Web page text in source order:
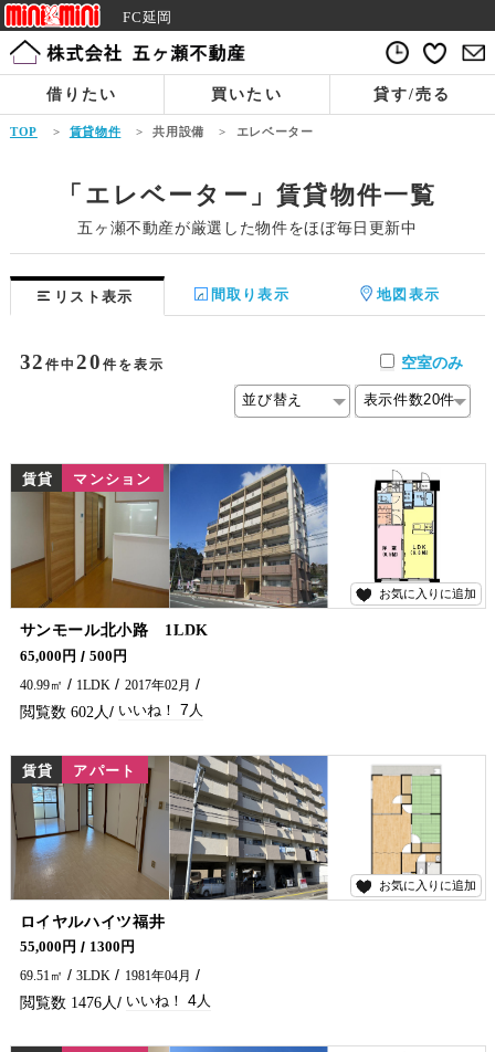
FC延岡
借りたい 買いたい 貸す/売る
TOP > 賃貸物件 > 共用設備 > エレベーター
「エレベーター」賃貸物件一覧
五ヶ瀬不動産が厳選した物件をほぼ毎日更新中
リスト表示 間取り表示 地図表示
32件中20件を表示 空室のみ
お気に入りに追加
賃貸
NEW マンション
サンモール北小路 1LDK
ハイグレード次世代型省エネマンションに空予定です♪ 共用部分・室内の設備も整ったおすすめ物件です！ 延岡市のアパート・マンションのことなら五ヶ瀬不動産へお問合せください🏠✨
65,000円
500円
40.99㎡
1LDK 2017年02月
602 7
お気に入りに追加
賃貸 アパート
ロイヤルハイツ福井
小型犬飼育可能、駅近くにあります(^^)/ 光インターネットも無料ですよ～～♪ 延岡市で賃貸物件・アパートをお探しなら、五ヶ瀬不動産へお問い合わせください！！
55,000円
1300円
69.51㎡
3LDK 1981年04月
1476 4